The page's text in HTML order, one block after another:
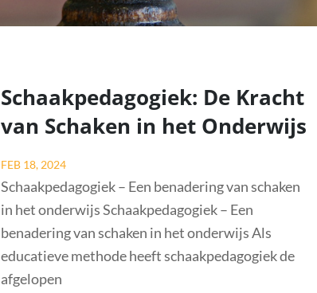
Schaakpedagogiek: De Kracht
van Schaken in het Onderwijs
Posted
on
FEB 18, 2024
Schaakpedagogiek – Een benadering van schaken
in het onderwijs Schaakpedagogiek – Een
benadering van schaken in het onderwijs Als
educatieve methode heeft schaakpedagogiek de
afgelopen